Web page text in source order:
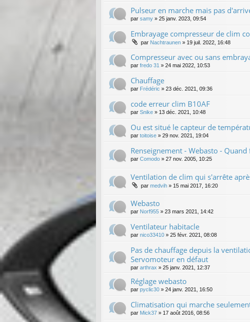
Pulseur en marche mais pas
par samy » 25 janv. 2023, 09:54
Embrayage compresseur de clim
par Nachtraunen » 19 juil. 2022, 16:48
Compresseur avec ou sans
par fredo 31 » 24 mai 2022, 10:53
Chauffage
par Frédéric » 23 déc. 2021, 09:36
code erreur clim B10AF
par Snike » 13 déc. 2021, 10:48
Ou est situé le capteur de
par toitoise » 29 nov. 2021, 19:04
Renseignement - Webasto -
par Comodo » 27 nov. 2005, 10:25
Ventilation de clim qui s'arrête
par medvih » 15 mai 2017, 16:20
Webasto
par Norf955 » 23 mars 2021, 14:42
Ventilateur habitacle
par nico33410 » 25 févr. 2021, 08:08
Pas de chauffage depuis la
Servomoteur en défaut
par arthrax » 25 janv. 2021, 12:37
Réglage webasto
par pyclic30 » 24 janv. 2021, 16:50
Climatisation qui marche
par Mick37 » 17 août 2016, 08:56